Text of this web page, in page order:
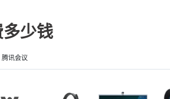
少钱
腾讯会议